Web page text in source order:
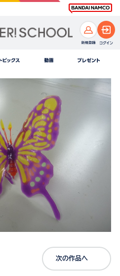
次の作品へ